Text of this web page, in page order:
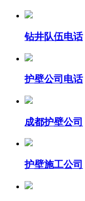
钻井队伍电话
护壁公司电话
成都护壁公司
护壁施工公司